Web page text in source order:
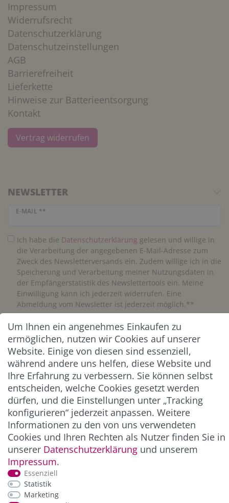
Impressum
Widerrufsrecht
Datenschutzerklärung
Datenschutzeinstellungen
AGB
Barrierefreiheit
Lieferkette
Hinweise zur Batterieentsorgung
Kontakt
Vertrag widerrufen
NEWSLETTER
E-MAIL **
Newsletter Honig
Ich habe die Daten­schutz­erklärung gelesen und willige in
die Verarbeitung der angegebenen E-Mail-Adresse zum
Zweck des Newsletterversands ein. Zudem willige ich in die
Speicherung und Verarbeitung meiner Nutzungsdaten in
der Empfängerstatistik des Newslettertools ein. Meine
Einwilligung kann ich jederzeit widerrufen. Eine
Abmeldung vom Newsletter ist jederzeit möglich.**
Abonnieren
** Hierbei handelt es sich um ein Pflichtfeld.
ZAHLUNG & VERSAND
*Alle Preise inkl. der gesetzl. MwSt. zzgl.
Um Ihnen ein angenehmes Einkaufen zu
ermöglichen, nutzen wir Cookies auf unserer
Website. Einige von diesen sind essenziell,
während andere uns helfen, diese Website und
Ihre Erfahrung zu verbessern. Sie können selbst
entscheiden, welche Cookies gesetzt werden
dürfen, und die Einstellungen unter „Tracking
konfigurieren“ jederzeit anpassen. Weitere
Informationen zu den von uns verwendeten
Cookies und Ihren Rechten als Nutzer finden Sie in
unserer Daten­schutz­erklärung und unserem
Impressum.
Essenziell
Statistik
Marketing